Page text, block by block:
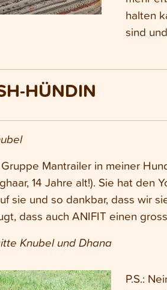
halten
sind
HÜNDIN
Mantrailer in meiner
14 Jahre alt!). Sie hat den
sie und so dankbar, dass wir
dass auch ANIFIT einen
Knubel und Dhana
P.S.: